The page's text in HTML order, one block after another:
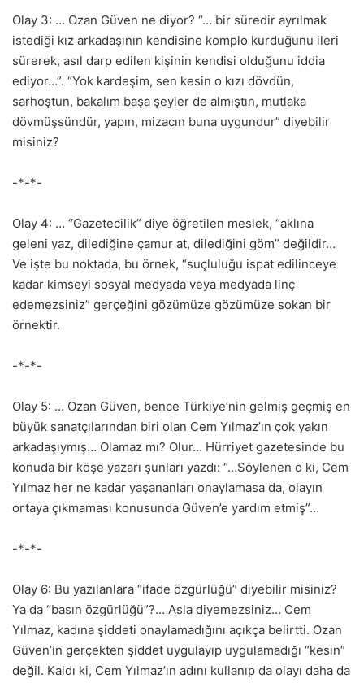
Olay 3: … Ozan Güven ne diyor? “… bir süredir ayrılmak
istediği kız arkadaşının kendisine komplo kurduğunu ileri
sürerek, asıl darp edilen kişinin kendisi olduğunu iddia
ediyor…”. “Yok kardeşim, sen kesin o kızı dövdün,
sarhoştun, bakalım başa şeyler de almıştın, mutlaka
dövmüşsündür, yapın, mizacın buna uygundur” diyebilir
misiniz?
-*-*-
Olay 4: … “Gazetecilik” diye öğretilen meslek, “aklına
geleni yaz, dilediğine çamur at, dilediğini göm” değildir…
Ve işte bu noktada, bu örnek, “suçluluğu ispat edilinceye
kadar kimseyi sosyal medyada veya medyada linç
edemezsiniz” gerçeğini gözümüze gözümüze sokan bir
örnektir.
-*-*-
Olay 5: … Ozan Güven, bence Türkiye’nin gelmiş geçmiş en
büyük sanatçılarından biri olan Cem Yılmaz’ın çok yakın
arkadaşıymış… Olamaz mı? Olur… Hürriyet gazetesinde bu
konuda bir köşe yazarı şunları yazdı: “…Söylenen o ki, Cem
Yılmaz her ne kadar yaşananları onaylamasa da, olayın
ortaya çıkmaması konusunda Güven’e yardım etmiş”…
-*-*-
Olay 6: Bu yazılanlara “ifade özgürlüğü” diyebilir misiniz?
Ya da “basın özgürlüğü”?… Asla diyemezsiniz… Cem
Yılmaz, kadına şiddeti onaylamadığını açıkça belirtti. Ozan
Güven’in gerçekten şiddet uygulayıp uygulamadığı “kesin”
değil. Kaldı ki, Cem Yılmaz’ın adını kullanıp da olayı daha da